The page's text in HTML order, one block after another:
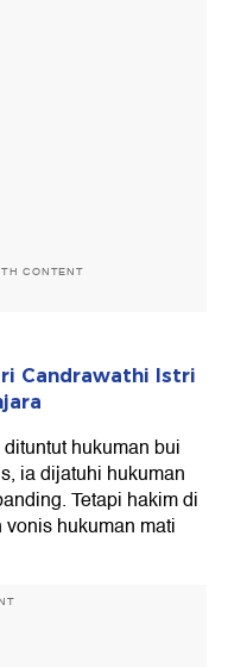
CONTENT
Candrawathi Istri
hukuman bui
ia dijatuhi hukuman
Tetapi hakim di
hukuman mati